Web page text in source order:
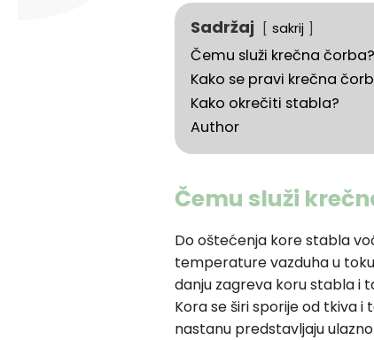
Sadržaj sakrij
Čemu služi krečna čorba?
Kako se pravi krečna
Kako okrečiti stabla?
Author
Čemu služi
Do oštećenja kore stabla
temperature vazduha u
danju zagreva koru stabla i
Kora se širi sporije od tkiva i
nastanu predstavljaju